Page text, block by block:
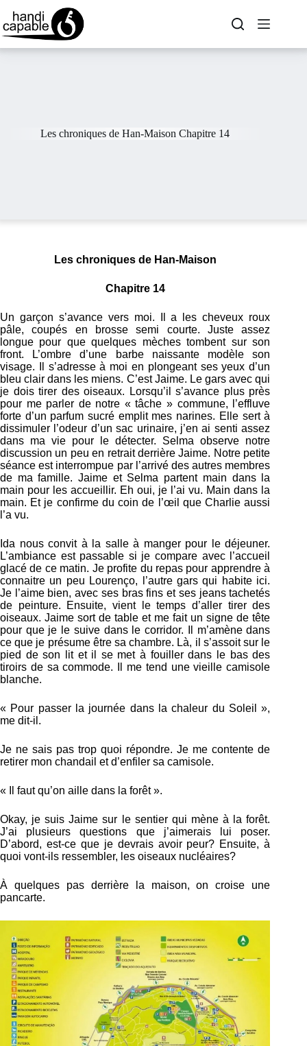
Les chroniques de Han-Maison Chapitre 14
Les chroniques de Han-Maison
Chapitre 14
Un garçon s’avance vers moi. Il a les cheveux roux
pâle, coupés en brosse semi courte. Juste assez
longue pour que quelques mèches tombent sur son
front. L’ombre d’une barbe naissante modèle son
visage. Il s’adresse à moi en plongeant ses yeux d’un
bleu clair dans les miens. C’est Jaime. Le gars avec qui
je dois tirer des oiseaux. Lorsqu’il s’avance plus près
pour me parler de notre « tâche » commune, l’effluve
forte d’un parfum sucré emplit mes narines. Elle sert à
dissimuler l’odeur d’un sac urinaire, j’en ai senti assez
dans ma vie pour le détecter. Selma observe notre
discussion un peu en retrait derrière Jaime. Notre petite
séance est interrompue par l’arrivé des autres membres
de ma famille. Jaime et Selma partent main dans la
main pour les accueillir. Eh oui, je l’ai vu. Main dans la
main. Et je confirme du coin de l’œil que Charlie aussi
l’a vu.
Ida nous convit à la salle à manger pour le déjeuner.
L’ambiance est passable si je compare avec l’accueil
glacé de ce matin. Je profite du repas pour apprendre à
connaitre un peu Lourenço, l’autre gars qui habite ici.
Je l’aime bien, avec ses bras fins et ses jeans tachetés
de peinture. Ensuite, vient le temps d’aller tirer des
oiseaux. Jaime sort de table et me fait un signe de tête
pour que je le suive dans le corridor. Il m’amène dans
ce que je présume être sa chambre. Là, il s’assoit sur le
pied de son lit et il se met à fouiller dans le bas des
tiroirs de sa commode. Il me tend une vieille camisole
blanche.
« Pour passer la journée dans la chaleur du Soleil »,
me dit-il.
Je ne sais pas trop quoi répondre. Je me contente de
retirer mon chandail et d’enfiler sa camisole.
« Il faut qu’on aille dans la forêt ».
Okay, je suis Jaime sur le sentier qui mène à la forêt.
J’ai plusieurs questions que j’aimerais lui poser.
D’abord, est-ce que je devrais avoir peur? Ensuite, à
quoi vont-ils ressembler, les oiseaux nucléaires?
À quelques pas derrière la maison, on croise une
pancarte.